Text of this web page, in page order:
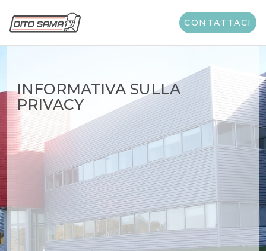
CONTATTACI
INFORMATIVA SULLA
PRIVACY